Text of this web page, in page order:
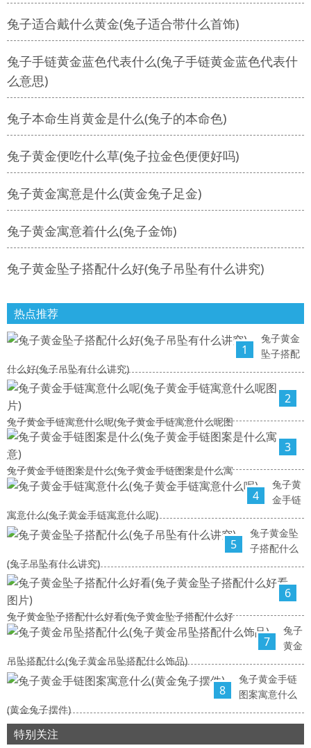
兔子适合戴什么黄金(兔子适合带什么首饰)
兔子手链黄金蓝色代表什么(兔子手链黄金蓝色代表什
么意思)
兔子本命生肖黄金是什么(兔子的本命色)
兔子黄金便吃什么草(兔子拉金色便便好吗)
兔子黄金寓意是什么(黄金兔子足金)
兔子黄金寓意着什么(兔子金饰)
兔子黄金坠子搭配什么好(兔子吊坠有什么讲究)
热点推荐
1
兔子黄金
坠子搭配
什么好(兔子吊坠有什么讲究)
2
兔子黄金手链寓意什么呢(兔子黄金手链寓意什么呢图
3
兔子黄金手链图案是什么(兔子黄金手链图案是什么寓
4
兔子黄
金手链
寓意什么(兔子黄金手链寓意什么呢)
5
兔子黄金坠
子搭配什么
(兔子吊坠有什么讲究)
6
兔子黄金坠子搭配什么好看(兔子黄金坠子搭配什么好
7
兔子
黄金
吊坠搭配什么(兔子黄金吊坠搭配什么饰品)
8
兔子黄金手链
图案寓意什么
(黄金兔子摆件)
特别关注